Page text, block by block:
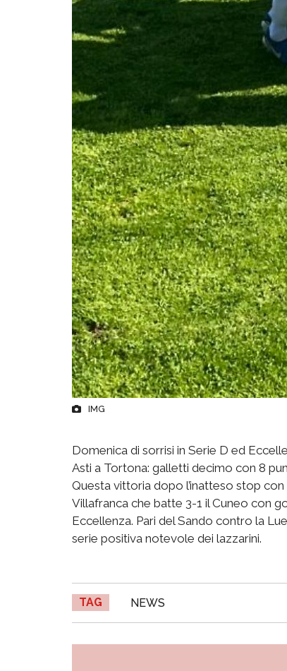
IMG
Domenica di sorrisi in Serie D ed
Asti a Tortona: galletti decimo con 8
Questa vittoria dopo l’inatteso stop
Villafranca che batte 3-1 il Cuneo con
Eccellenza. Pari del Sando contro la
serie positiva notevole dei lazzarini.
TAG NEWS